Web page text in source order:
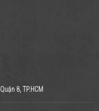
8, TP.HCM